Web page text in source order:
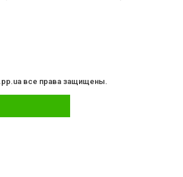
все права защищены.